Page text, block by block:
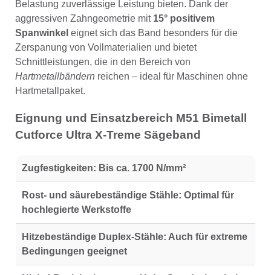
Belastung zuverlässige Leistung bieten. Dank der
aggressiven Zahngeometrie mit 15° positivem
Spanwinkel eignet sich das Band besonders für die
Zerspanung von Vollmaterialien und bietet
Schnittleistungen, die in den Bereich von
Hartmetallbändern reichen – ideal für Maschinen ohne
Hartmetallpaket.
Eignung und Einsatzbereich M51 Bimetall
Cutforce Ultra X-Treme Sägeband
Zugfestigkeiten: Bis ca. 1700 N/mm²
Rost- und säurebeständige Stähle: Optimal für
hochlegierte Werkstoffe
Hitzebeständige Duplex-Stähle: Auch für extreme
Bedingungen geeignet